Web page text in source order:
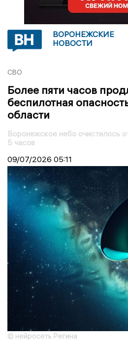
ВОРОНЕЖСКИЕ
НОВОСТИ
СВО
Более пяти часов
беспилотная
области
Воронежское небо очистилось
5 часов
09/07/2026 05:11
© нейросеть Регина